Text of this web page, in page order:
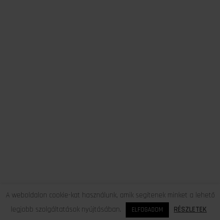
A weboldalon cookie-kat használunk, amik segítenek minket a lehető
legjobb szolgáltatások nyújtásában.
ELFOGADOM RÉSZLETEK